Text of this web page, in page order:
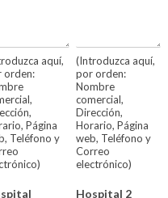
aquí,
orden:
Página
Teléfono y
(Introduzca aquí,
por orden:
Nombre
comercial,
Dirección,
Horario, Página
web, Teléfono y
Correo
electrónico)
Hospital 2